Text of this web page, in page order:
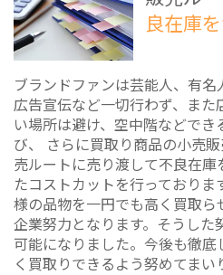
良在庫
ブランドファンは芸能人、有
広告宣伝など一切行わず、ま
い場所は避け、空中階などで
び、 さらに買取り商品の小売
売ルートに売り渡して不良在庫
たコストカットを行っておりま
様の品物を一円でも高く買取
企業努力となります。そうした
可能になりました。今後も徹
く買取りできるよう努めてまい